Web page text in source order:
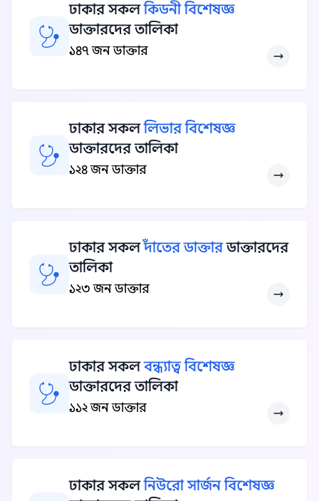
ঢাকার সকলকিডনী বিশেষজ্ঞ
ডাক্তারদের তালিকা
১৪৭ জন ডাক্তার
ঢাকার সকললিভার বিশেষজ্ঞ
ডাক্তারদের তালিকা
১২৪ জন ডাক্তার
ঢাকার সকলদাঁতের ডাক্তারডাক্তারদের
তালিকা
১২৩ জন ডাক্তার
ঢাকার সকলবন্ধ্যাত্ব বিশেষজ্ঞ
ডাক্তারদের তালিকা
১১২ জন ডাক্তার
ঢাকার সকলনিউরো সার্জন বিশেষজ্ঞ